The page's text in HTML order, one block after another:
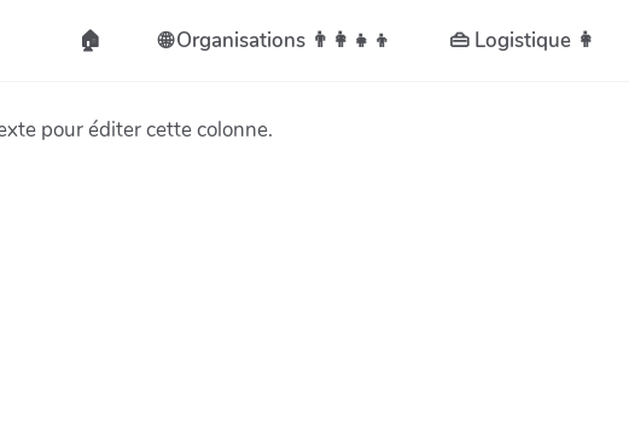
🏠️ 🌐 Organisations 👨👩👧👦 👜 Logistique 👩
pour éditer cette colonne.